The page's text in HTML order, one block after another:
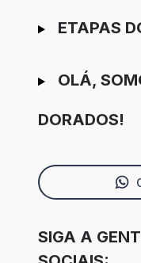
ETAPAS
OLÁ,
DORADOS!
SIGA A